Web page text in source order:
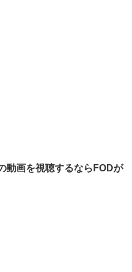
動画を視聴するならFODが